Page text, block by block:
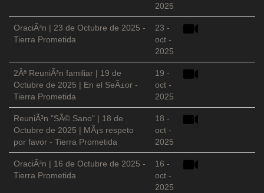
2025
OraciÃ³n | 23 de Octubre de 2025 -
Tierra Prometida
23 -
oct -
2025
2Âª ReuniÃ³n familiar | 19 de
Octubre de 2025 | En el SeÃ±or -
Tierra Prometida
19 -
oct -
2025
ReuniÃ³n "SÃ© Sano" | 18 de
Octubre de 2025 | MÃ¡s respeto
por favor - Tierra Prometida
18 -
oct -
2025
OraciÃ³n | 16 de Octubre de 2025 -
Tierra Prometida
16 -
oct -
2025